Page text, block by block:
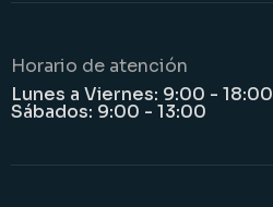
Horario de atención
Lunes a Viernes: 9:00 - 18:00
Sábados: 9:00 - 13:00